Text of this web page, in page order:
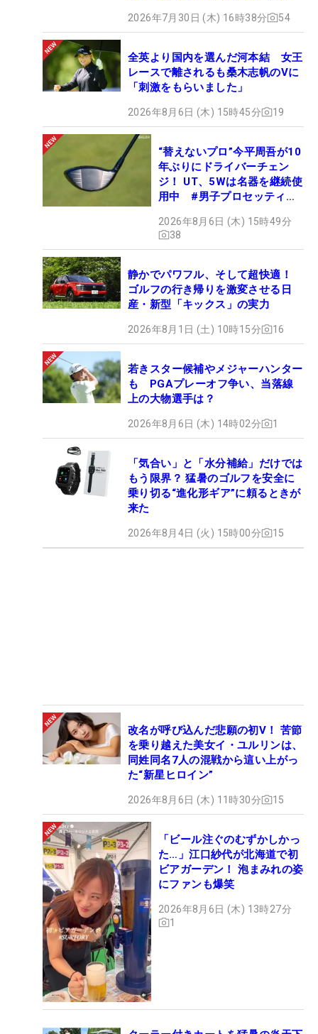
2026年7月30日 (木) 16時38分 54
全英より国内を選んだ河本結 女王
レースで離されるも桑木志帆のVに
「刺激をもらいました」
2026年8月6日 (木) 15時45分 19
“替えないプロ”今平周吾が10
年ぶりにドライバーチェン
ジ！ UT、5Wは名器を継続使
用中 #男子プロセッティン
2026年8月6日 (木) 15時49分
38
静かでパワフル、そして超快適！
ゴルフの行き帰りを激変させる日
産・新型「キックス」の実力
2026年8月1日 (土) 10時15分 16
若きスター候補やメジャーハンター
も PGAプレーオフ争い、当落線
上の大物選手は？
2026年8月6日 (木) 14時02分 1
「気合い」と「水分補給」だけでは
もう限界？ 猛暑のゴルフを安全に
乗り切る“進化形ギア”に頼るときが
来た
2026年8月4日 (火) 15時00分 15
改名が呼び込んだ悲願の初V！ 苦節
を乗り越えた美女イ・ユルリンは、
同姓同名7人の混戦から這い上がっ
た“新星ヒロイン”
2026年8月6日 (木) 11時30分 15
「ビール注ぐのむずかしかっ
た…」江口紗代が北海道で初
ビアガーデン！ 泡まみれの姿
にファンも爆笑
2026年8月6日 (木) 13時27分
1